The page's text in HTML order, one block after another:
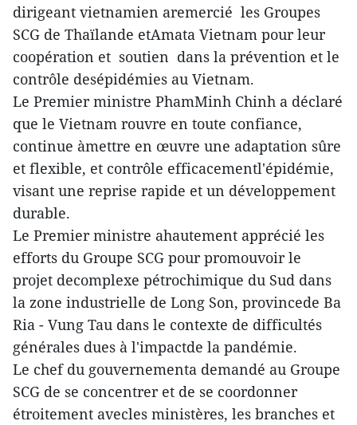
dirigeant vietnamien aremercié les Groupes
SCG de Thaïlande etAmata Vietnam pour leur
coopération et soutien dans la prévention et le
contrôle desépidémies au Vietnam.
Le Premier ministre PhamMinh Chinh a déclaré
que le Vietnam rouvre en toute confiance,
continue àmettre en œuvre une adaptation sûre
et flexible, et contrôle efficacementl'épidémie,
visant une reprise rapide et un développement
durable.
Le Premier ministre ahautement apprécié les
efforts du Groupe SCG pour promouvoir le
projet decomplexe pétrochimique du Sud dans
la zone industrielle de Long Son, provincede Ba
Ria - Vung Tau dans le contexte de difficultés
générales dues à l'impactde la pandémie.
Le chef du gouvernementa demandé au Groupe
SCG de se concentrer et de se coordonner
étroitement avecles ministères, les branches et